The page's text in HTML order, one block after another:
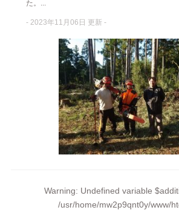
た。...
- 2023年11月06日 更新 -
Warning: Undefined variable
/usr/home/mw2p9qnt0y/www/